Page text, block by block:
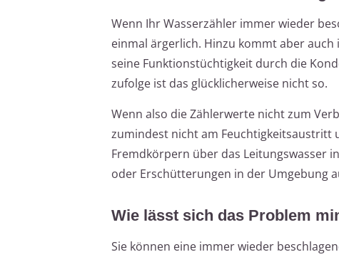
Wenn Ihr Wasserzähler immer wieder
einmal ärgerlich. Hinzu kommt aber
seine Funktionstüchtigkeit durch die
zufolge ist das glücklicherweise nicht so.
Wenn also die Zählerwerte nicht zum
zumindest nicht am
Fremdkörpern über das Leitungswasser
oder Erschütterungen in der Umgebung
Wie lässt sich das Problem
Sie können eine immer wieder